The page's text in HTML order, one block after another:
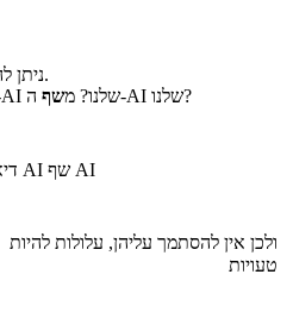
ניתן להתייעץ ולקבל משוב על המתכון.
ה-AI שלנו? משף ה-AI שלנו?
דיאטנית AI שף AI
טעויות